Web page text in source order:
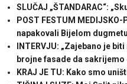
SLUČAJ „ŠTANDARAC“:
POST FESTUM MEDIJSKO-
napakovali Bijelom dugmetu
INTERVJU: „Zajebano je
brojne fasade da sakrijemo
KRAJ JE TU: Kako smo